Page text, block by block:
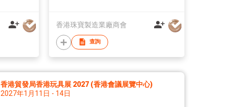
香港珠寶製造業廠商會
查詢
香港貿發局香港玩具展 2027 (香港會議展覽中心)
2027年1月11日 - 14日